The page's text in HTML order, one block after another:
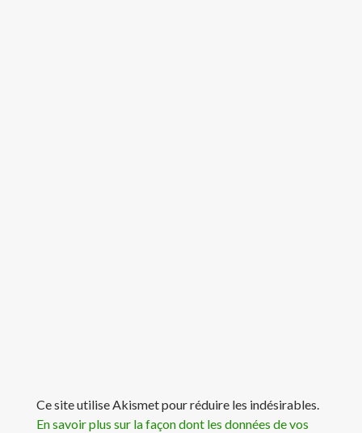
Ce site utilise Akismet pour réduire les indésirables.
En savoir plus sur la façon dont les données de vos